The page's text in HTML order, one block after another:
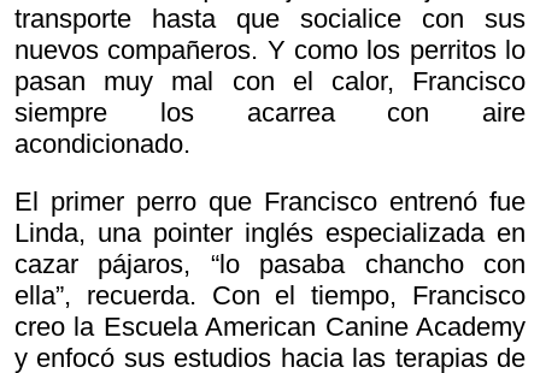
transporte hasta que socialice con sus
nuevos compañeros. Y como los perritos lo
pasan muy mal con el calor, Francisco
siempre los acarrea con aire
acondicionado.
El primer perro que Francisco entrenó fue
Linda, una pointer inglés especializada en
cazar pájaros, “lo pasaba chancho con
ella”, recuerda. Con el tiempo, Francisco
creo la Escuela American Canine Academy
y enfocó sus estudios hacia las terapias de